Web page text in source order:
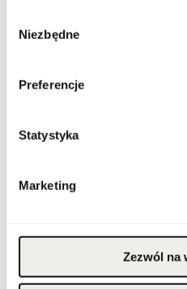
zgody
Niezbędne
Preferencje
Statystyka
Marketing
Zezwól na